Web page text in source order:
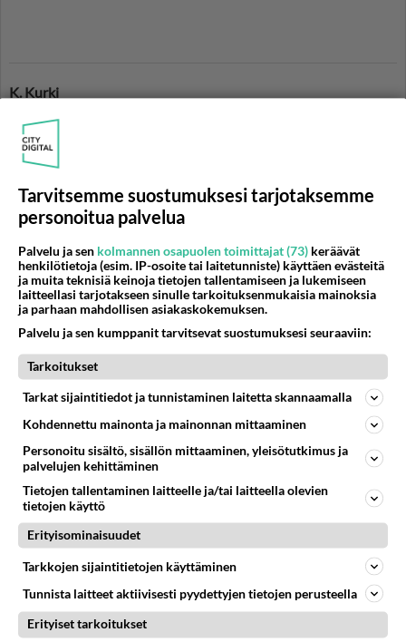
K. Kurki
Asiasanat:
Manuela Bosco
LUE SEURAAVAKSI
Muistatko? Maisa Torppa jakso räjäytti Veitolan
somen: "epäaitoa ja teeskentelyä"...
Muistatko? Andy McCoy raivostui Maria
Veitolalle - Tylytti armotta: "Kiitos v***sti..."
Katsoitko? Oliko Jorma Uotisella tiskit pöydällä
ja likaiset sukat lattialla?
Eikö Yökylässä enää kiinnosta? Somessa tuomio
Arja Saijonmaan jaksosta!
Tajusitko? Tuure ja Saana Boelius ovat veli ja sisko
- Mutta tässä ei auttanut edes sukulaisuus!
Tarvitsemme suostumuksesi tarjotaksemme
personoitua palvelua
Palvelu ja sen kolmannen osapuolen toimittajat (73) keräävät
henkilötietoja (esim. IP-osoite tai laitetunniste) käyttäen evästeitä
ja muita teknisiä keinoja tietojen tallentamiseen ja lukemiseen
laitteellasi tarjotakseen sinulle tarkoituksenmukaisia mainoksia
ja parhaan mahdollisen asiakaskokemuksen.
Palvelu ja sen kumppanit tarvitsevat suostumuksesi seuraaviin:
Tarkoitukset
Tarkat sijaintitiedot ja tunnistaminen laitetta skannaamalla
Kohdennettu mainonta ja mainonnan mittaaminen
Personoitu sisältö, sisällön mittaaminen, yleisötutkimus ja
palvelujen kehittäminen
Tietojen tallentaminen laitteelle ja/tai laitteella olevien
tietojen käyttö
Erityisominaisuudet
Tarkkojen sijaintitietojen käyttäminen
Tunnista laitteet aktiivisesti pyydettyjen tietojen perusteella
Erityiset tarkoitukset